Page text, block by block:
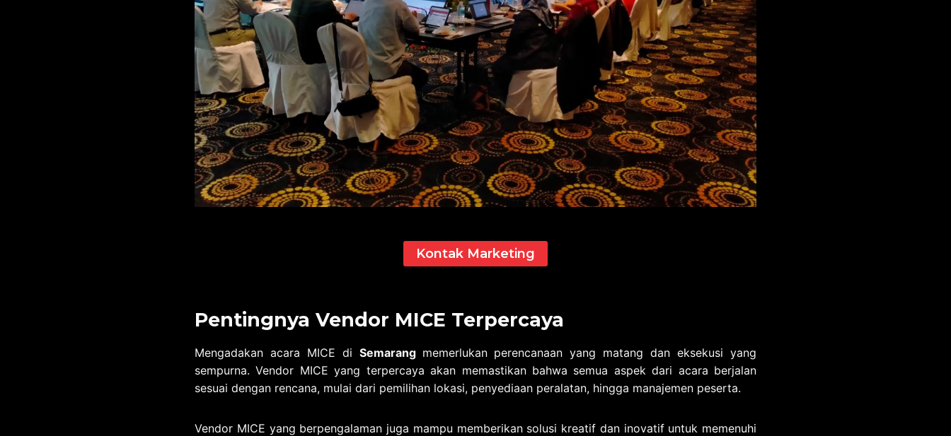
Kontak Marketing
Pentingnya Vendor MICE Terpercaya
Mengadakan acara MICE di Semarang memerlukan perencanaan yang matang dan eksekusi yang
sempurna. Vendor MICE yang terpercaya akan memastikan bahwa semua aspek dari acara berjalan
sesuai dengan rencana, mulai dari pemilihan lokasi, penyediaan peralatan, hingga manajemen peserta.
Vendor MICE yang berpengalaman juga mampu memberikan solusi kreatif dan inovatif untuk memenuhi